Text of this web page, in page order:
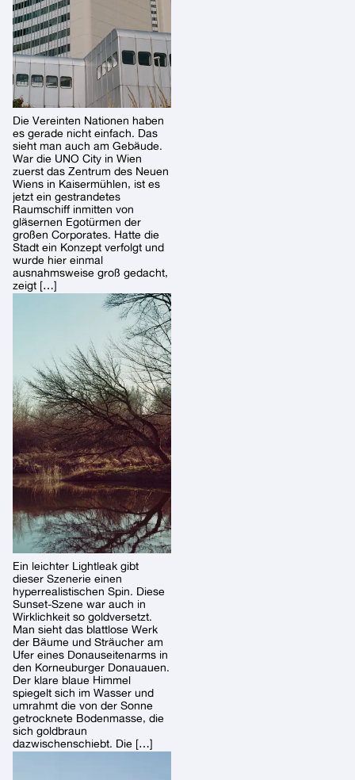
Die Vereinten Nationen haben
es gerade nicht einfach. Das
sieht man auch am Gebäude.
War die UNO City in Wien
zuerst das Zentrum des Neuen
Wiens in Kaisermühlen, ist es
jetzt ein gestrandetes
Raumschiff inmitten von
gläsernen Egotürmen der
großen Corporates. Hatte die
Stadt ein Konzept verfolgt und
wurde hier einmal
ausnahmsweise groß gedacht,
zeigt […]
Ein leichter Lightleak gibt
dieser Szenerie einen
hyperrealistischen Spin. Diese
Sunset-Szene war auch in
Wirklichkeit so goldversetzt.
Man sieht das blattlose Werk
der Bäume und Sträucher am
Ufer eines Donauseitenarms in
den Korneuburger Donauauen.
Der klare blaue Himmel
spiegelt sich im Wasser und
umrahmt die von der Sonne
getrocknete Bodenmasse, die
sich goldbraun
dazwischenschiebt. Die […]